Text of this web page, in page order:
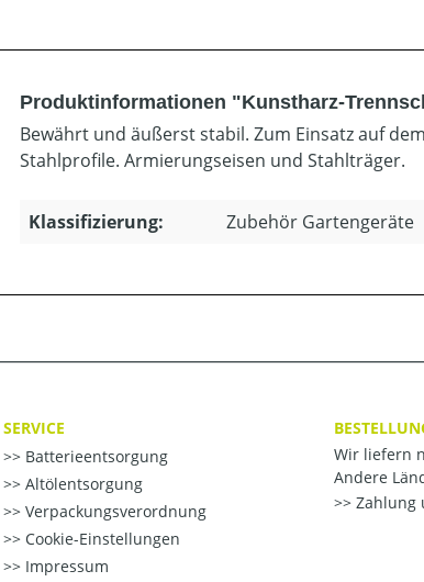
Produktinformationen "Kunstharz-
Bewährt und äußerst stabil. Zum Einsatz auf
Stahlprofile. Armierungseisen und Stahlträger.
Klassifizierung: Zubehör Gartengeräte
SERVICE
Batterieentsorgung
Altölentsorgung
Verpackungsverordnung
Cookie-Einstellungen
Impressum
Wir liefern
Andere
Zahlung